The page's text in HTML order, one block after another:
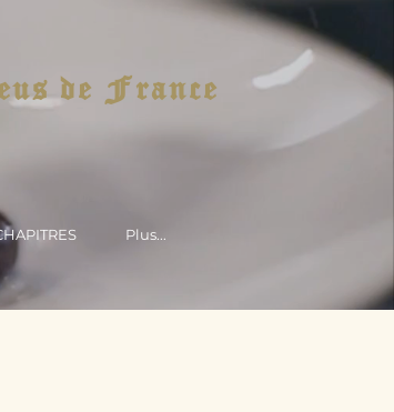
de France
Plus...